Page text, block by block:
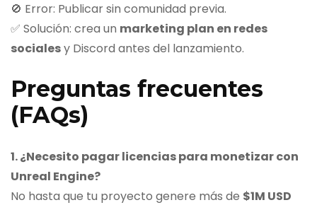
🚫 Error: Publicar sin comunidad previa.
✅ Solución: crea un marketing plan en redes
socialesy Discord antes del lanzamiento.
Preguntas frecuentes
(FAQs)
1. ¿Necesito pagar licencias para monetizar con
Unreal Engine?
No hasta que tu proyecto genere más de $1M USD